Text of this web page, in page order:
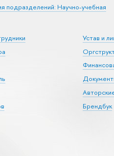
подразделений: Научно-учебная
Устав и
Брендбук